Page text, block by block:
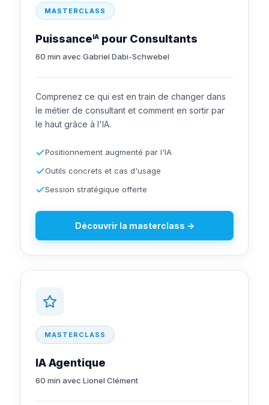
MASTERCLASS
Puissance IA pour Consultants
60 min avec Gabriel Dabi-Schwebel
Comprenez ce qui est en train de changer dans
le métier de consultant et comment en sortir par
le haut grâce à l'IA.
Positionnement augmenté par l'IA
Outils concrets et cas d'usage
Session stratégique offerte
Découvrir la masterclass →
MASTERCLASS
IA Agentique
60 min avec Lionel Clément